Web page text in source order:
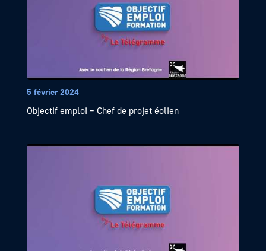
5 février 2024
Objectif emploi – Chef de projet éolien